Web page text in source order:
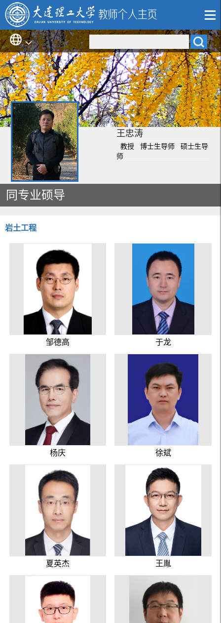
王忠涛
教授 博士生导师 硕士生导
师
同专业硕导
岩土工程
邹德高 于龙
杨庆 徐斌
夏英杰 王胤